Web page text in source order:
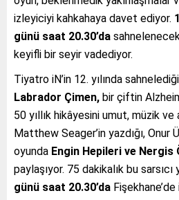
izleyiciyi kahkahaya davet ediyor.
günü saat 20.30’da
keyifli bir seyir vadediyor.
Tiyatro iN’in 12. yılında
Labrador Çimen, bir çiftin
50 yıllık hikâyesini umut, müzik
Matthew Seager’in yazdığı, Onur
oyunda Engin Hepileri ve Nergis
paylaşıyor. 75 dakikalık bu sarsıcı
günü saat 20.30’da